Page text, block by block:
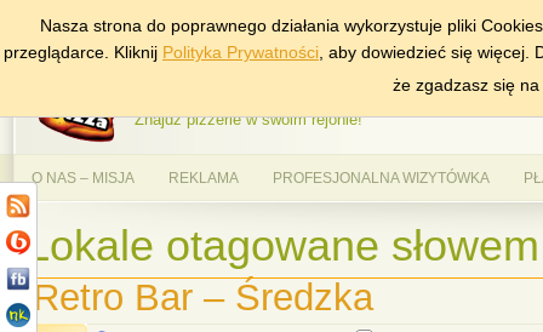
DODAJ NAS DO ULUBIONYCH ZNAJDŹ
AlePizza.com –
Znajdź pizzerie w swoim rejonie!
O NAS – MISJA REKLAMA PROFESJONALNA WIZYTÓWKA
Lokale otagowane
Retro Bar – Średzka
Nasza strona do poprawnego działania wykorzystuje pliki
przeglądarce. Kliknij Polityka Prywatności , aby dowiedzieć się
że zgadzasz się